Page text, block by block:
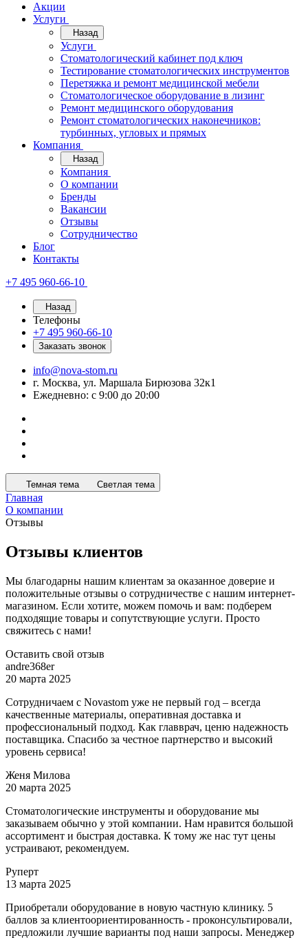
Акции
Услуги
Назад
Услуги
Стоматологический кабинет под ключ
Тестирование стоматологических инструментов
Перетяжка и ремонт медицинской мебели
Стоматологическое оборудование в лизинг
Ремонт медицинского оборудования
Ремонт стоматологических наконечников:
турбинных, угловых и прямых
Компания
Назад
Компания
О компании
Бренды
Вакансии
Отзывы
Сотрудничество
Блог
Контакты
+7 495 960-66-10
Назад
Телефоны
+7 495 960-66-10
Заказать звонок
info@nova-stom.ru
г. Москва, ул. Маршала Бирюзова 32к1
Ежедневно: с 9:00 до 20:00
Темная тема Светлая тема
Главная
О компании
Отзывы
Отзывы клиентов
Мы благодарны нашим клиентам за оказанное доверие и
положительные отзывы о сотрудничестве с нашим интернет-
магазином. Если хотите, можем помочь и вам: подберем
подходящие товары и сопутствующие услуги. Просто
свяжитесь с нами!
Оставить свой отзыв
​andre368er
20 марта 2025
Сотрудничаем с Novastom уже не первый год – всегда
качественные материалы, оперативная доставка и
профессиональный подход. Как главврач, ценю надежность
поставщика. Спасибо за честное партнерство и высокий
уровень сервиса!
​Женя Милова
20 марта 2025
Стоматологические инструменты и оборудование мы
заказываем обычно у этой компании. Нам нравится большой
ассортимент и быстрая доставка. К тому же нас тут цены
устраивают, рекомендуем.
Руперт
13 марта 2025
Приобретали оборудование в новую частную клинику. 5
баллов за клиентоориентированность - проконсультировали,
предложили лучшие варианты под наши запросы. Менеджер